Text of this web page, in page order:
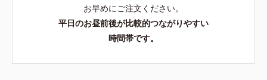
お早めにご注文ください。
平日のお昼前後が比較的つながりやすい
時間帯です。